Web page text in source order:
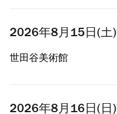
2026年8月15日(土)
世田谷美術館
2026年8月16日(日)